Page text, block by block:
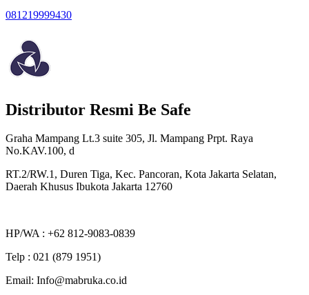
081219999430
Distributor Resmi Be Safe
Graha Mampang Lt.3 suite 305, Jl. Mampang Prpt. Raya
No.KAV.100, d
RT.2/RW.1, Duren Tiga, Kec. Pancoran, Kota Jakarta Selatan,
Daerah Khusus Ibukota Jakarta 12760
HP/WA : +62 812-9083-0839
Telp : 021 (879 1951)
Email: Info@mabruka.co.id